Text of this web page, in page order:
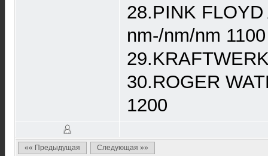
28.PINK
nm-/nm/nm 1100
30.ROGER
1200
«« Предыдущая Следующая »»